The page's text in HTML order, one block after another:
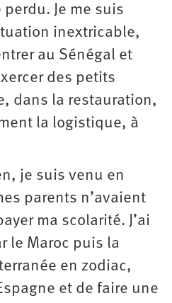
Je me suis
inextricable,
au Sénégal et
des petits
dans la restauration,
la logistique, à
je suis venu en
parents n’avaient
ma scolarité. J’ai
le Maroc puis la
en zodiac,
et de faire une